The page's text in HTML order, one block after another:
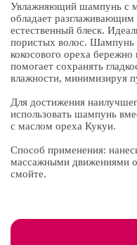
Увлажняющий шампунь с
обладает
естественный блеск.
пористых волос. Шампунь
кокосового ореха
помогает сохранять
влажности, минимизируя
Для достижения
использовать шампунь
с маслом ореха Кукуи.
Способ применения:
массажными движениями
смойте.